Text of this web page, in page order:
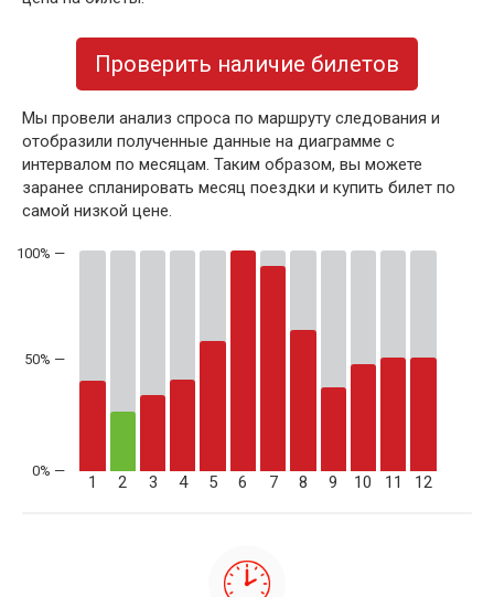
Проверить наличие билетов
Мы провели анализ спроса по маршруту следования и
отобразили полученные данные на диаграмме с
интервалом по месяцам. Таким образом, вы можете
заранее спланировать месяц поездки и купить билет по
самой низкой цене.
50% —
1 2 3 4 5 6 7 8 9 10 11 12